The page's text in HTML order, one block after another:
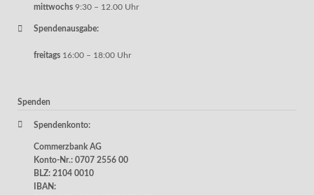
mittwochs 9:30 – 12.00 Uhr
Spendenausgabe:
freitags 16:00 – 18:00 Uhr
Spenden
Spendenkonto:
Commerzbank AG
Konto-Nr.: 0707 2556 00
BLZ: 2104 0010
IBAN: